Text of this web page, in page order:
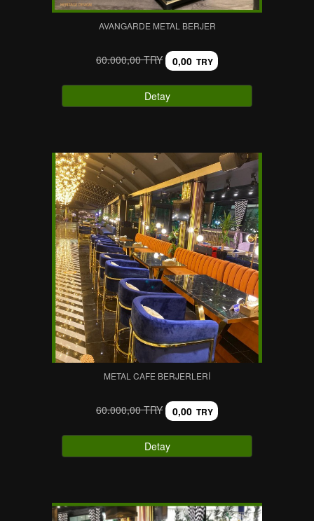
AVANGARDE METAL BERJER
60.000,00 TRY 0,00 TRY
Detay
METAL CAFE BERJERLERI
60.000,00 TRY 0,00 TRY
Detay